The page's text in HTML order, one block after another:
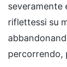
severamente
riflettessi su
percorrendo,